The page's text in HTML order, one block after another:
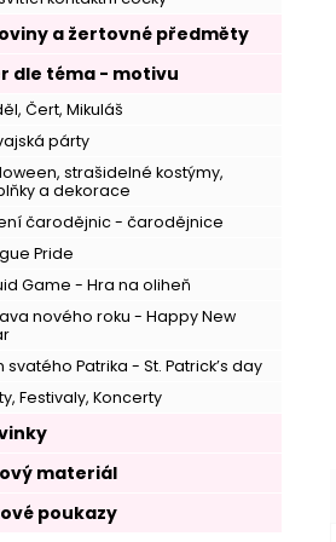
a žertovné předměty
dle téma - motivu
Čert, Mikuláš
párty
strašidelné kostýmy,
a dekorace
čarodějnic - čarodějnice
Pride
Game - Hra na oliheň
nového roku - Happy New
svatého Patrika - St. Patrick’s day
Festivaly, Koncerty
materiál
poukazy